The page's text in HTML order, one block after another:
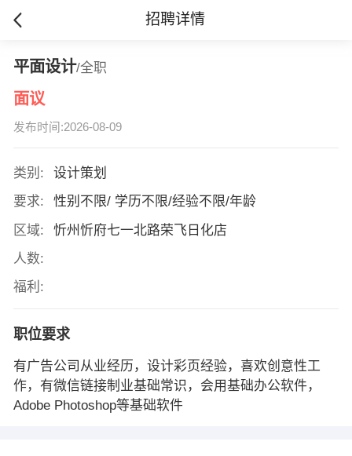
招聘详情
平面设计/全职
面议
发布时间:2026-08-09
类别:
设计策划
要求:
性别不限/ 学历不限/经验不限/年龄
区域:
忻州忻府七一北路荣飞日化店
人数:
福利:
职位要求
有广告公司从业经历，设计彩页经验，喜欢创意性工
作，有微信链接制业基础常识，会用基础办公软件，
Adobe Photoshop等基础软件